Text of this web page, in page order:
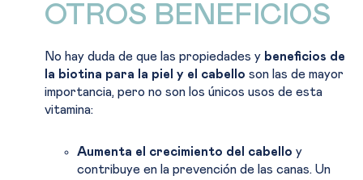
OTROS BENEFICIOS
No hay duda de que las propiedades y beneficios de
la biotina para la piel y el cabello son las de mayor
importancia, pero no son los únicos usos de esta
vitamina:
Aumenta el crecimiento del cabello y
contribuye en la prevención de las canas. Un